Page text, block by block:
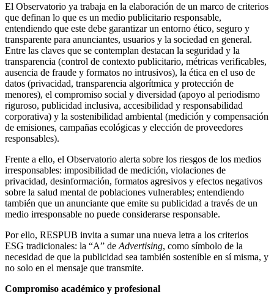
El Observatorio ya trabaja en la elaboración de un marco de criterios
que definan lo que es un medio publicitario responsable,
entendiendo que este debe garantizar un entorno ético, seguro y
transparente para anunciantes, usuarios y la sociedad en general.
Entre las claves que se contemplan destacan la seguridad y la
transparencia (control de contexto publicitario, métricas verificables,
ausencia de fraude y formatos no intrusivos), la ética en el uso de
datos (privacidad, transparencia algorítmica y protección de
menores), el compromiso social y diversidad (apoyo al periodismo
riguroso, publicidad inclusiva, accesibilidad y responsabilidad
corporativa) y la sostenibilidad ambiental (medición y compensación
de emisiones, campañas ecológicas y elección de proveedores
responsables).
Frente a ello, el Observatorio alerta sobre los riesgos de los medios
irresponsables: imposibilidad de medición, violaciones de
privacidad, desinformación, formatos agresivos y efectos negativos
sobre la salud mental de poblaciones vulnerables; entendiendo
también que un anunciante que emite su publicidad a través de un
medio irresponsable no puede considerarse responsable.
Por ello, RESPUB invita a sumar una nueva letra a los criterios
ESG tradicionales: la “A” de Advertising, como símbolo de la
necesidad de que la publicidad sea también sostenible en sí misma, y
no solo en el mensaje que transmite.
Compromiso académico y profesional